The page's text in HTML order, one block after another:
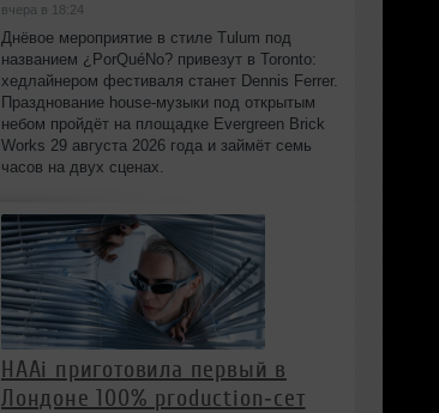
вчера в 18:24
Днёвое мероприятие в стиле Tulum под
названием ¿PorQuéNo? привезут в Toronto:
хедлайнером фестиваля станет Dennis Ferrer.
Празднование house-музыки под открытым
небом пройдёт на площадке Evergreen Brick
Works 29 августа 2026 года и займёт семь
часов на двух сценах.
HAAi приготовила первый в
Лондоне 100% production‑сет